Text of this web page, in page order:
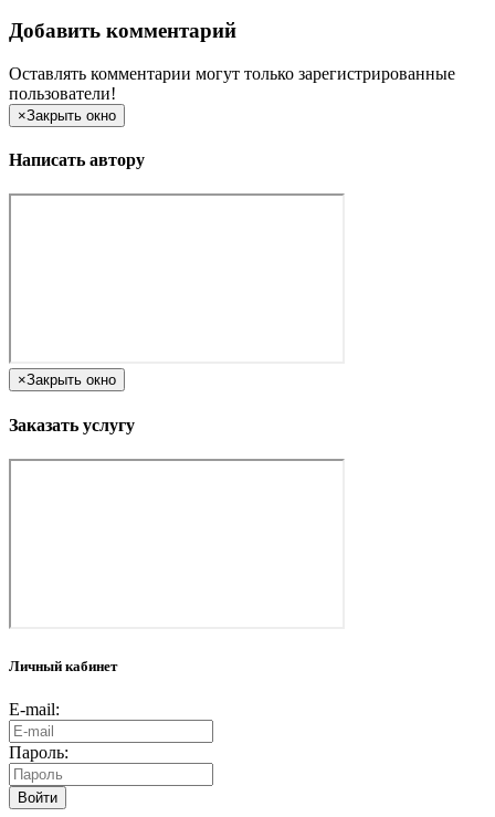
Добавить комментарий
Оставлять комментарии могут только зарегистрированные
пользователи!
×Закрыть окно
Написать автору
×Закрыть окно
Заказать услугу
Личный кабинет
E-mail:
Пароль:
Войти